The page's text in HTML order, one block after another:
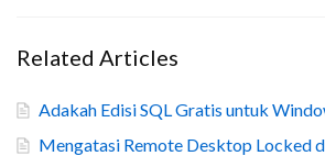
Related Articles
Adakah Edisi SQL Gratis untuk
Mengatasi Remote Desktop Locked